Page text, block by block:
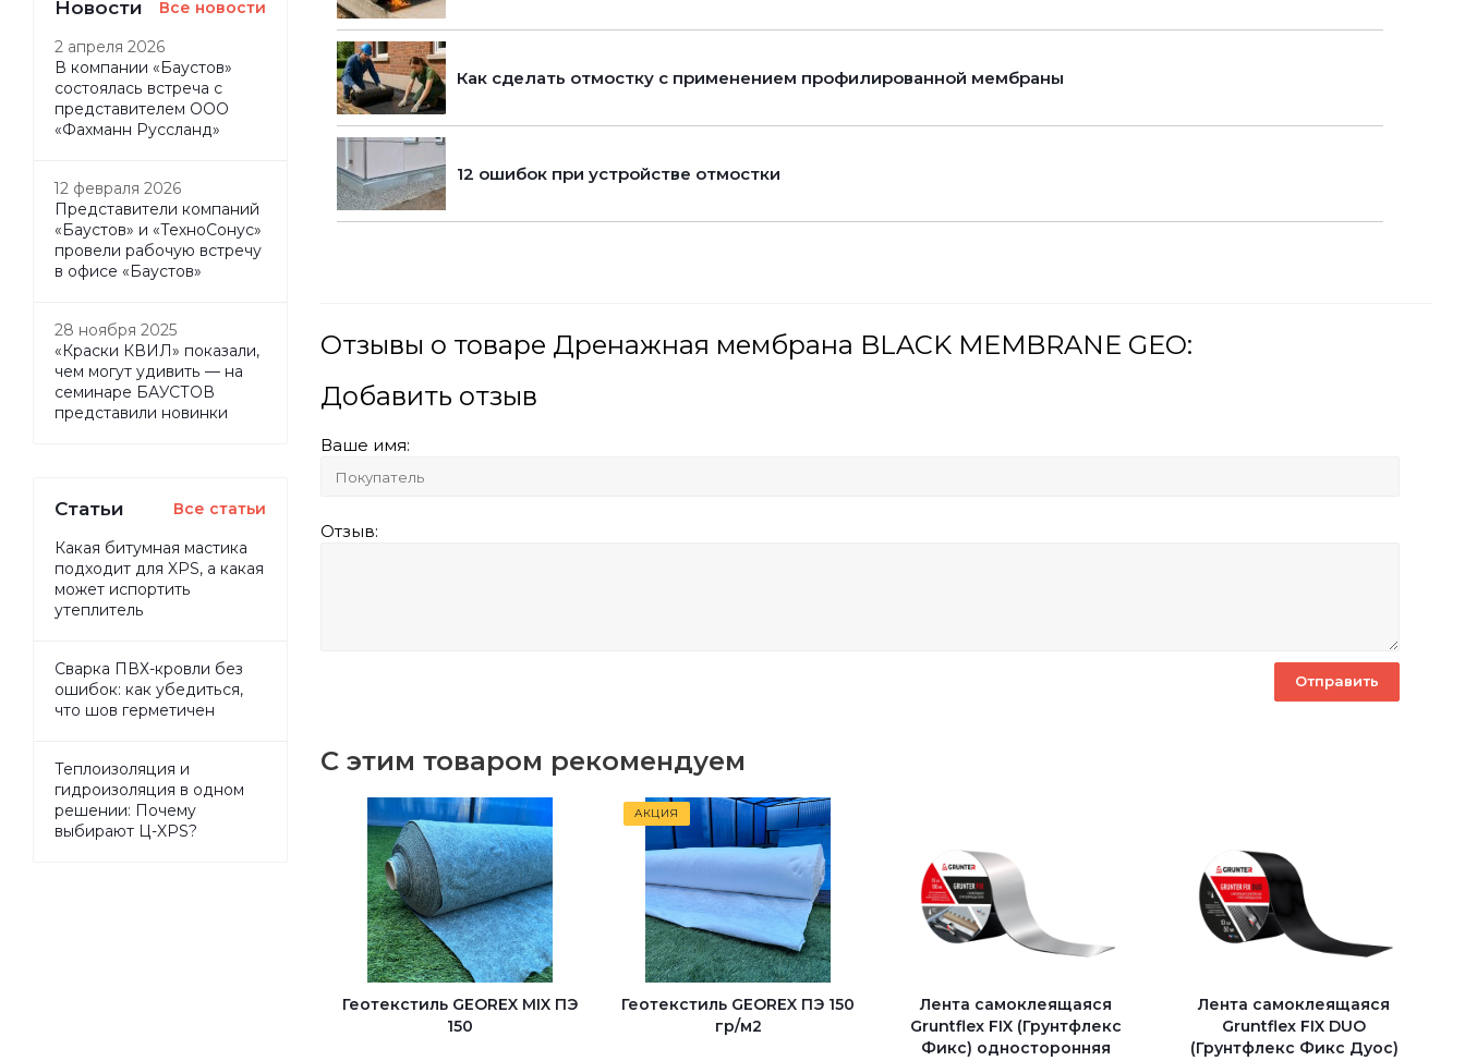
Как сделать отмостку с применением профилированной мембраны
12 ошибок при устройстве отмостки
Отзывы о товаре Дренажная мембрана BLACK MEMBRANE GEO:
Добавить отзыв
Ваше имя:
Отзыв:
С этим товаром рекомендуем
Геотекстиль GEOREX MIX ПЭ
150
АКЦИЯ
Геотекстиль GEOREX ПЭ 150
гр/м2
Лента самоклеящаяся
Gruntflex FIX (Грунтфлекс
Фикс) односторонняя
Лента самоклеящаяся
Gruntflex FIX DUO
(Грунтфлекс Фикс Дуос)
Новости Все новости
2 апреля 2026
В компании «Баустов»
состоялась встреча с
представителем ООО
«Фахманн Руссланд»
12 февраля 2026
Представители компаний
«Баустов» и «ТехноСонус»
провели рабочую встречу
в офисе «Баустов»
28 ноября 2025
«Краски КВИЛ» показали,
чем могут удивить — на
семинаре БАУСТОВ
представили новинки
Статьи Все статьи
Какая битумная мастика
подходит для XPS, а какая
может испортить
утеплитель
Сварка ПВХ-кровли без
ошибок: как убедиться,
что шов герметичен
Теплоизоляция и
гидроизоляция в одном
решении: Почему
выбирают Ц-XPS?